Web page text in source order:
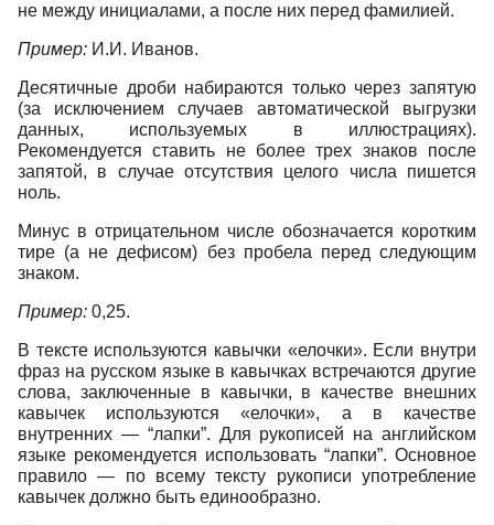
не между инициалами, а после них перед фамилией.
Пример: И.И. Иванов.
Десятичные дроби набираются только через запятую
(за исключением случаев автоматической выгрузки
данных, используемых в иллюстрациях).
Рекомендуется ставить не более трех знаков после
запятой, в случае отсутствия целого числа пишется
ноль.
Минус в отрицательном числе обозначается коротким
тире (а не дефисом) без пробела перед следующим
знаком.
Пример: 0,25.
В тексте используются кавычки «елочки». Если внутри
фраз на русском языке в кавычках встречаются другие
слова, заключенные в кавычки, в качестве внешних
кавычек используются «елочки», а в качестве
внутренних — “лапки”. Для рукописей на английском
языке рекомендуется использовать “лапки”. Основное
правило — по всему тексту рукописи употребление
кавычек должно быть единообразно.